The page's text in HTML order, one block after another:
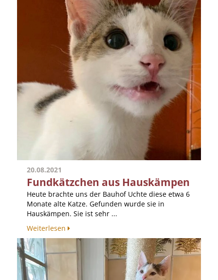
20.08.2021
Fundkätzchen aus Hauskämpen
Heute brachte uns der Bauhof Uchte diese etwa 6
Monate alte Katze. Gefunden wurde sie in
Hauskämpen. Sie ist sehr ...
Weiterlesen